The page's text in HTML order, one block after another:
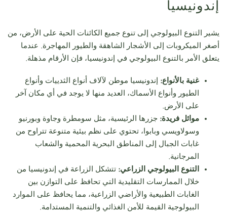
إندونيسيا
يشير التنوع البيولوجي إلى تنوع جميع الكائنات الحية على الأرض، من
أصغر الميكروبات إلى الأشجار الشاهقة والطيور المهاجرة. عندما
يتعلق الأمر بالتنوع البيولوجي في إندونيسيا، فإن الأرقام مذهلة.
غنية بالأنواع: إندونيسيا موطن لآلاف أنواع الثدييات وأنواع
الطيور وأنواع الأسماك، العديد منها لا يوجد في أي مكان آخر
على الأرض.
موائل فريدة: جزرها الرئيسية، مثل سومطرة وجاوة وبورنيو
وسولاويسي وبابوا، تحتوي على نظم بيئية متنوعة تتراوح من
غابات الجبال إلى المناطق البحرية المحمية والشعاب
المرجانية.
التنوع البيولوجي الزراعي: تتشكل الزراعة في إندونيسيا من
خلال الممارسات التقليدية التي تحافظ على التوازن بين
الغابات الطبيعية والأراضي الزراعية، مما يحافظ على الموارد
البيولوجية القيمة للأمن الغذائي والتنمية المستدامة.